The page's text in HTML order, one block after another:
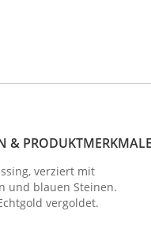
&
verziert mit
und blauen Steinen.
vergoldet.